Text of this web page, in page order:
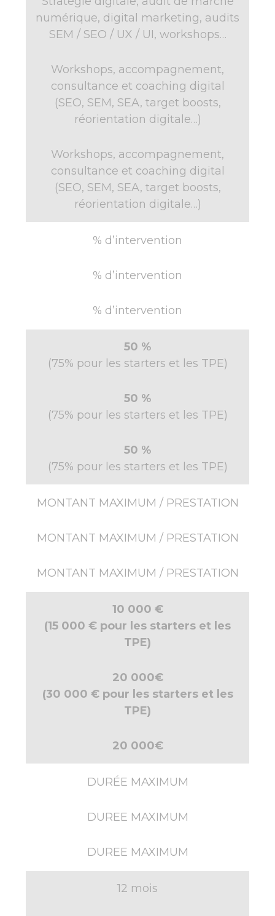
numérique, digital marketing, audits
SEM / SEO / UX / UI, workshops…
Workshops, accompagnement,
consultance et coaching digital
(SEO, SEM, SEA, target boosts,
réorientation digitale…)
Workshops, accompagnement,
consultance et coaching digital
(SEO, SEM, SEA, target boosts,
réorientation digitale…)
% d’intervention
% d’intervention
% d’intervention
50 %
(75% pour les starters et les TPE)
50 %
(75% pour les starters et les TPE)
50 %
(75% pour les starters et les TPE)
MONTANT MAXIMUM / PRESTATION
MONTANT MAXIMUM / PRESTATION
MONTANT MAXIMUM / PRESTATION
10 000 €
(15 000 € pour les starters et les
TPE)
20 000€
(30 000 € pour les starters et les
TPE)
20 000€
DURÉE MAXIMUM
DUREE MAXIMUM
DUREE MAXIMUM
12 mois